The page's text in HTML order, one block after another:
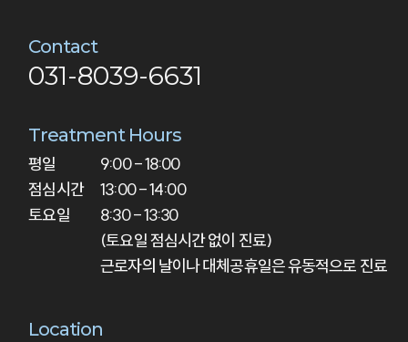
Contact
031-8039-6631
Treatment Hours
평일
점심시간
토요일
9:00 - 18:00
13:00 - 14:00
8:30 - 13:30
(토요일 점심시간 없이 진료)
근로자의 날이나 대체공휴일은 유동적으로 진료
Location